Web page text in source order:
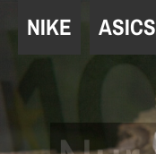
NIKE ASICS